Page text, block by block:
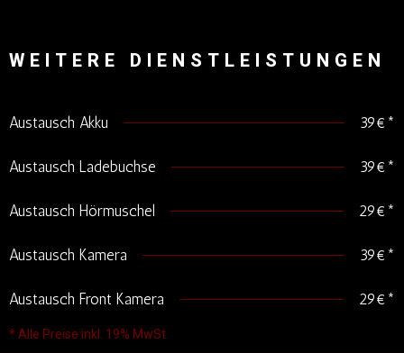
WEITERE DIENSTLEISTUNGEN
Austausch Akku 39€*
Austausch Ladebuchse 39€*
Austausch Hörmuschel 29€*
Austausch Kamera 39€*
Austausch Front Kamera 29€*
* Alle Preise inkl. 19% MwSt.